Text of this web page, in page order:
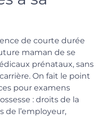
de courte durée
maman de se
prénataux, sans
On fait le point
pour examens
: droits de la
de l’employeur,